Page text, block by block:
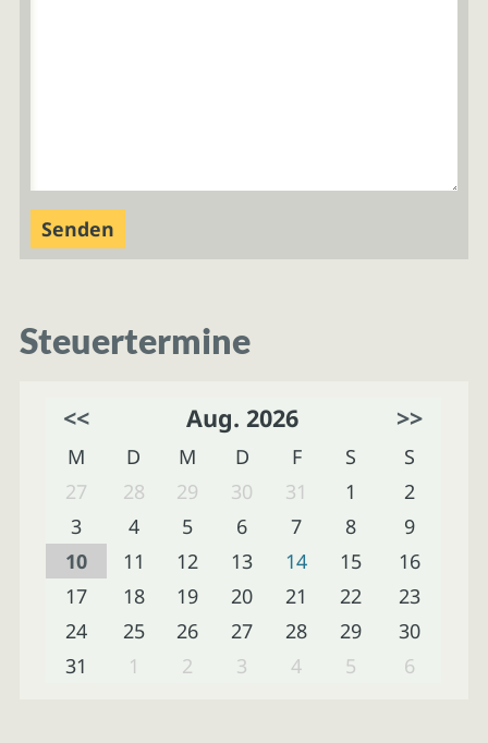
Steuertermine
<< Aug. 2026 >>
M D M D F S
S
27
28 29 30 31 1
2
3
4 5 6 7 8
9
10
11 12 13 14 15
16
17
18 19 20 21 22
23
24
25 26 27 28 29
30
31
1 2 3 4 5 6